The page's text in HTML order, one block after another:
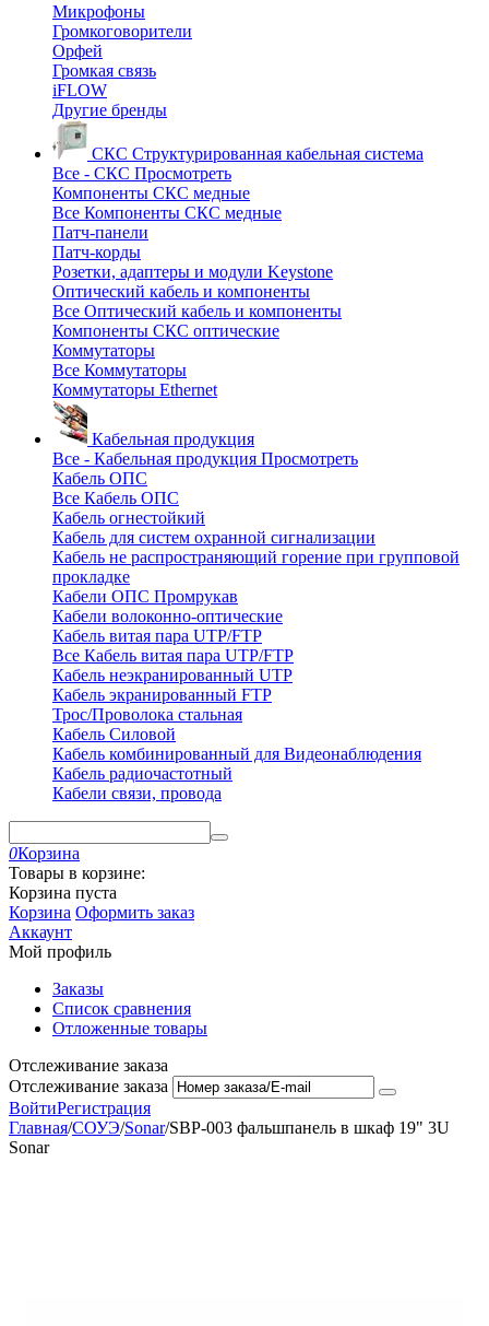
Микрофоны
Громкоговорители
Орфей
Громкая связь
iFLOW
Другие бренды
СКС Структурированная кабельная система
Все - СКС Просмотреть
Компоненты СКС медные
Все Компоненты СКС медные
Патч-панели
Патч-корды
Розетки, адаптеры и модули Keystone
Оптический кабель и компоненты
Все Оптический кабель и компоненты
Компоненты СКС оптические
Коммутаторы
Все Коммутаторы
Коммутаторы Ethernet
Кабельная продукция
Все - Кабельная продукция Просмотреть
Кабель ОПС
Все Кабель ОПС
Кабель огнестойкий
Кабель для систем охранной сигнализации
Кабель не распространяющий горение при групповой
прокладке
Кабели ОПС Промрукав
Кабели волоконно-оптические
Кабель витая пара UTP/FTP
Все Кабель витая пара UTP/FTP
Кабель неэкранированный UTP
Кабель экранированный FTP
Трос/Проволока стальная
Кабель Силовой
Кабель комбинированный для Видеонаблюдения
Кабель радиочастотный
Кабели связи, провода
0Корзина
Товары в корзине:
Корзина пуста
Корзина Оформить заказ
Аккаунт
Мой профиль
Заказы
Список сравнения
Отложенные товары
Отслеживание заказа
Отслеживание заказа
ВойтиРегистрация
Главная/СОУЭ/Sonar/SBP-003 фальшпанель в шкаф 19" 3U
Sonar